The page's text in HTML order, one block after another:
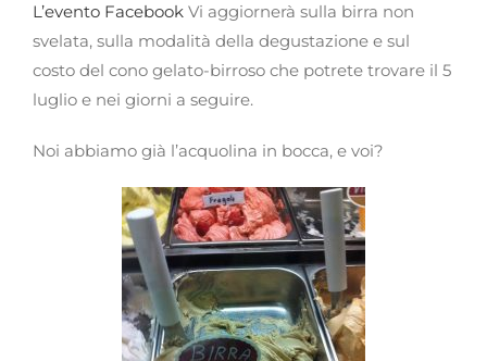
L’evento Facebook Vi aggiornerà sulla birra non
svelata, sulla modalità della degustazione e sul
costo del cono gelato-birroso che potrete trovare il 5
luglio e nei giorni a seguire.
Noi abbiamo già l’acquolina in bocca, e voi?